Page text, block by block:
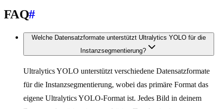
FAQ#
Welche Datensatzformate unterstützt Ultralytics YOLO für die
Instanzsegmentierung?
Ultralytics YOLO unterstützt verschiedene Datensatzformate
für die Instanzsegmentierung, wobei das primäre Format das
eigene Ultralytics YOLO-Format ist. Jedes Bild in deinem